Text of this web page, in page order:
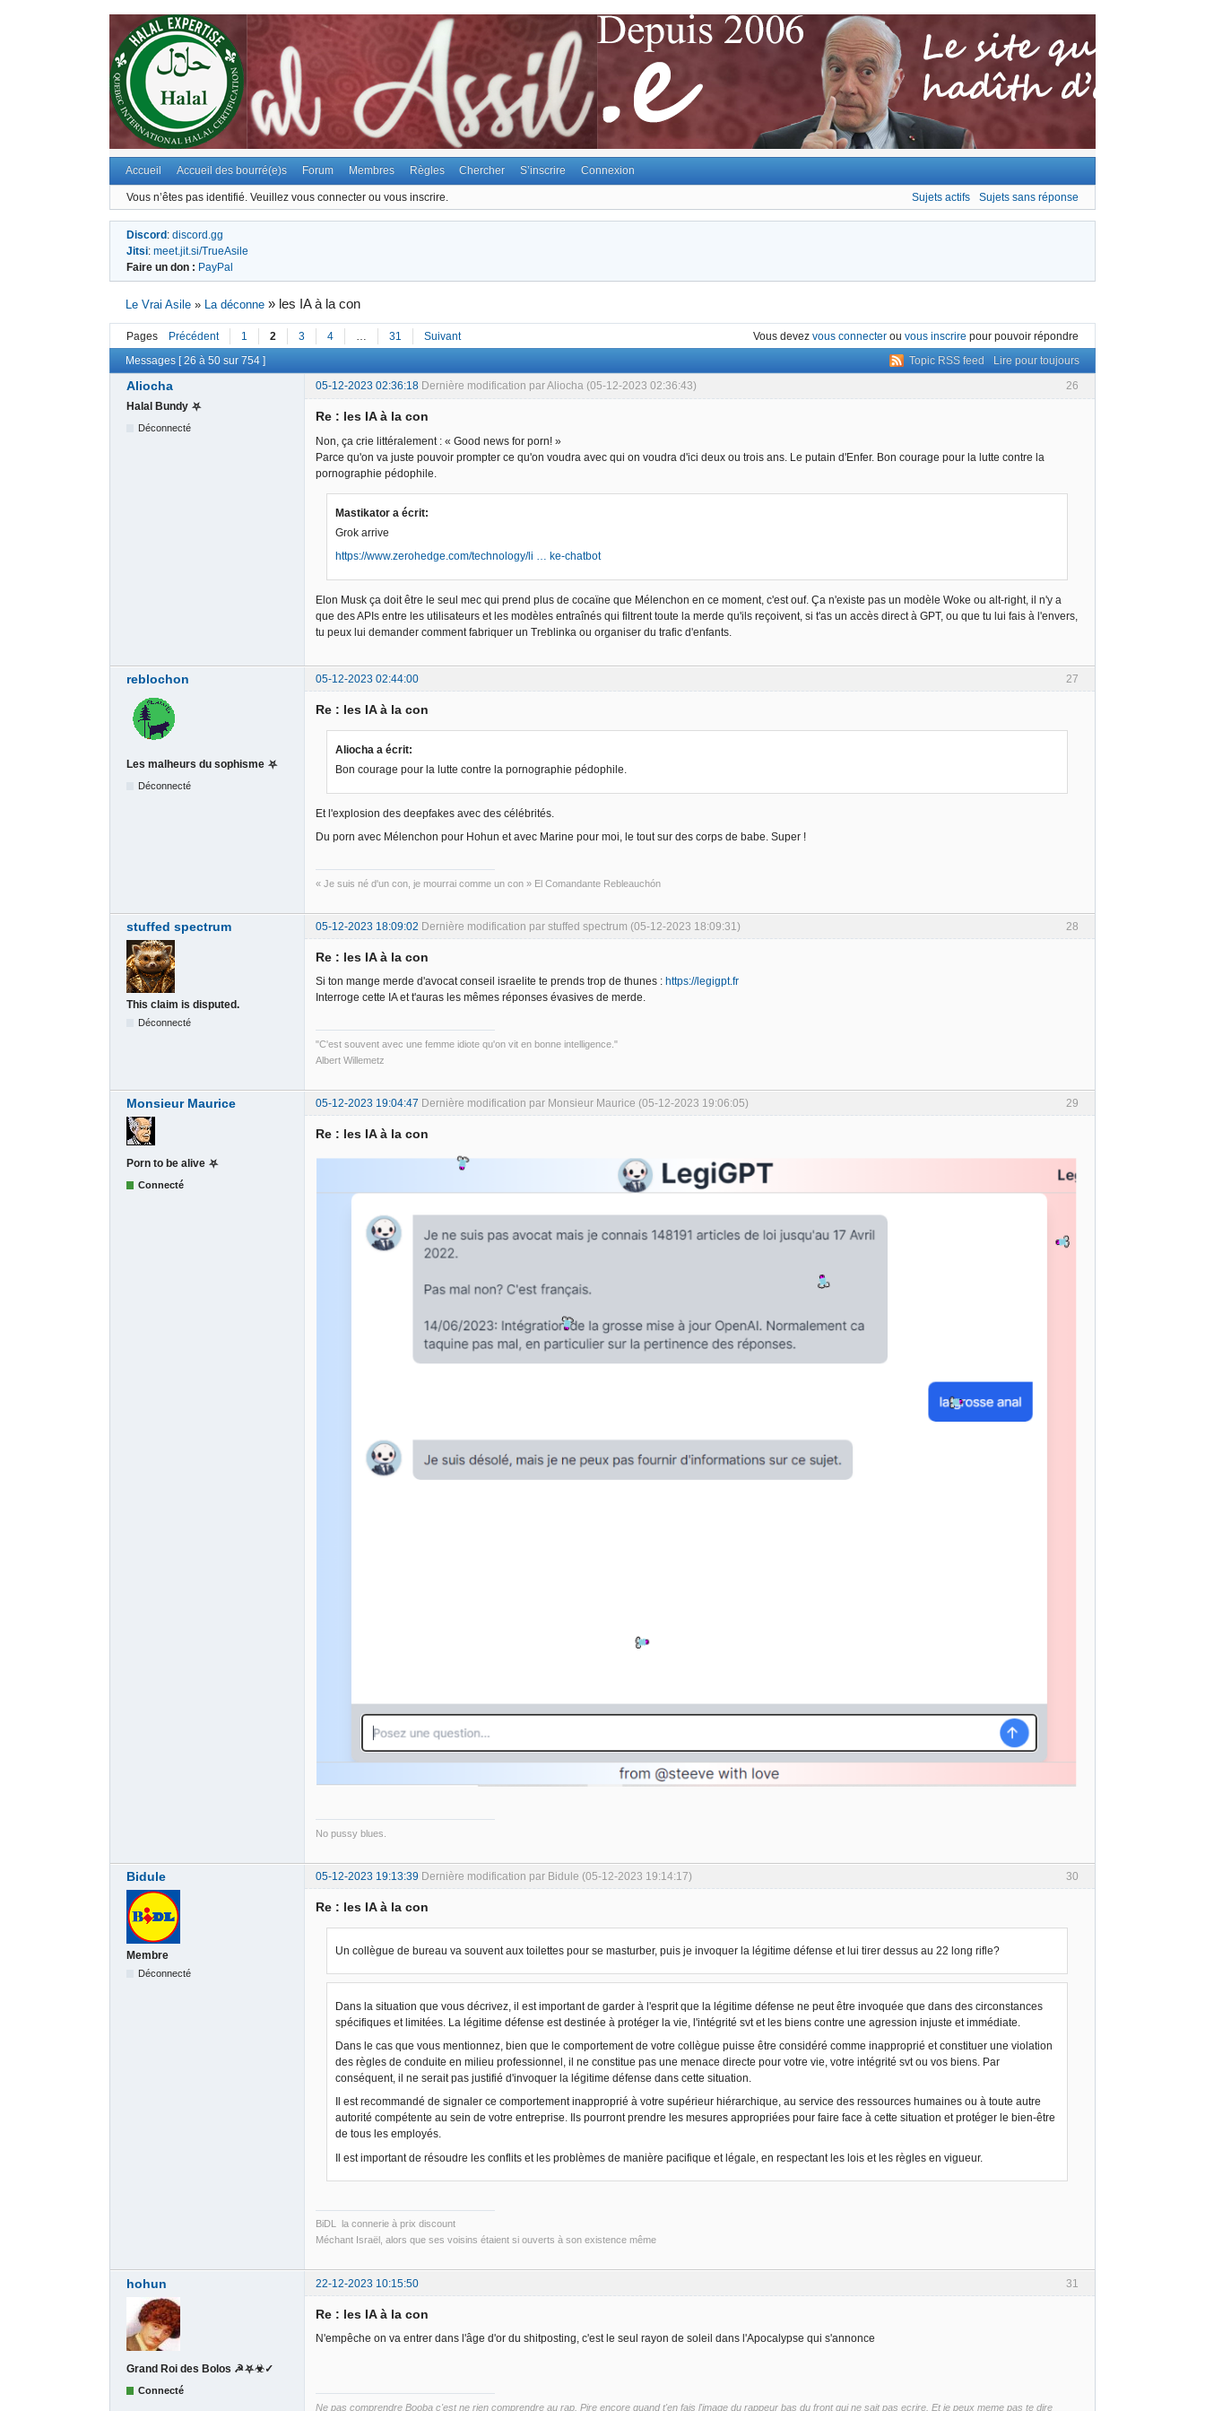
Accueil Accueil des bourré(e)s Forum Membres Règles Chercher S’inscrire Connexion
Vous n’êtes pas identifié. Veuillez vous connecter ou vous inscrire. Sujets actifs Sujets sans réponse
Discord: discord.gg
Jitsi: meet.jit.si/TrueAsile
Faire un don : PayPal
Le Vrai Asile » La déconne » les IA à la con
Pages Précédent 1 2 3 4 31 Suivant Vous devez vous connecter ou vous inscrire pour pouvoir répondre
Topic RSS feed
Lire pour toujours
Messages [ 26 à 50 sur 754 ]
26
Aliocha 05-12-2023 02:36:18 Dernière modification par Aliocha (05-12-2023 02:36:43)
Halal Bundy ⛧
Déconnecté
Re : les IA à la con
Non, ça crie littéralement : « Good news for porn! »
Parce qu'on va juste pouvoir prompter ce qu'on voudra avec qui on voudra d'ici deux ou trois ans. Le putain d'Enfer. Bon courage pour la lutte contre la
pornographie pédophile.
Mastikator a écrit:
Grok arrive
https://www.zerohedge.com/technology/li … ke-chatbot
Elon Musk ça doit être le seul mec qui prend plus de cocaïne que Mélenchon en ce moment, c'est ouf. Ça n'existe pas un modèle Woke ou alt-right, il n'y a
que des APIs entre les utilisateurs et les modèles entraînés qui filtrent toute la merde qu'ils reçoivent, si t'as un accès direct à GPT, ou que tu lui fais à l'envers,
tu peux lui demander comment fabriquer un Treblinka ou organiser du trafic d'enfants.
27
reblochon 05-12-2023 02:44:00
Les malheurs du sophisme ⛧
Déconnecté
Re : les IA à la con
Aliocha a écrit:
Bon courage pour la lutte contre la pornographie pédophile.
Et l'explosion des deepfakes avec des célébrités.
Du porn avec Mélenchon pour Hohun et avec Marine pour moi, le tout sur des corps de babe. Super !
« Je suis né d'un con, je mourrai comme un con » El Comandante Rebleauchón
28
stuffed spectrum 05-12-2023 18:09:02 Dernière modification par stuffed spectrum (05-12-2023 18:09:31)
This claim is disputed.
Déconnecté
Re : les IA à la con
Si ton mange merde d'avocat conseil israelite te prends trop de thunes : https://legigpt.fr
Interroge cette IA et t'auras les mêmes réponses évasives de merde.
"C'est souvent avec une femme idiote qu'on vit en bonne intelligence."
Albert Willemetz
29
Monsieur Maurice 05-12-2023 19:04:47 Dernière modification par Monsieur Maurice (05-12-2023 19:06:05)
Porn to be alive ⛧
Connecté
Re : les IA à la con
No pussy blues.
30
Bidule 05-12-2023 19:13:39 Dernière modification par Bidule (05-12-2023 19:14:17)
Membre
Déconnecté
Re : les IA à la con
Un collègue de bureau va souvent aux toilettes pour se masturber, puis je invoquer la légitime défense et lui tirer dessus au 22 long rifle?
Dans la situation que vous décrivez, il est important de garder à l'esprit que la légitime défense ne peut être invoquée que dans des circonstances
spécifiques et limitées. La légitime défense est destinée à protéger la vie, l'intégrité svt et les biens contre une agression injuste et immédiate.
Dans le cas que vous mentionnez, bien que le comportement de votre collègue puisse être considéré comme inapproprié et constituer une violation
des règles de conduite en milieu professionnel, il ne constitue pas une menace directe pour votre vie, votre intégrité svt ou vos biens. Par
conséquent, il ne serait pas justifié d'invoquer la légitime défense dans cette situation.
Il est recommandé de signaler ce comportement inapproprié à votre supérieur hiérarchique, au service des ressources humaines ou à toute autre
autorité compétente au sein de votre entreprise. Ils pourront prendre les mesures appropriées pour faire face à cette situation et protéger le bien-être
de tous les employés.
Il est important de résoudre les conflits et les problèmes de manière pacifique et légale, en respectant les lois et les règles en vigueur.
BiDL la connerie à prix discount
Méchant Israël, alors que ses voisins étaient si ouverts à son existence même
31
hohun 22-12-2023 10:15:50
Grand Roi des Bolos ☭⛧☣✓
Connecté
Re : les IA à la con
N'empêche on va entrer dans l'âge d'or du shitposting, c'est le seul rayon de soleil dans l'Apocalypse qui s'annonce
Ne pas comprendre Booba c'est ne rien comprendre au rap. Pire encore quand t'en fais l'image du rappeur bas du front qui ne sait pas ecrire. Et je peux meme pas te dire